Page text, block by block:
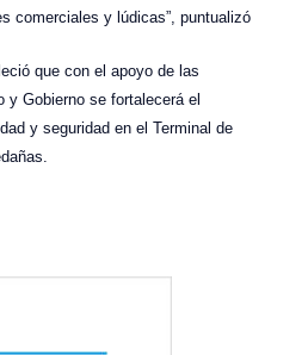
comerciales y lúdicas”, puntualizó
que con el apoyo de las
y Gobierno se fortalecerá el
y seguridad en el Terminal de